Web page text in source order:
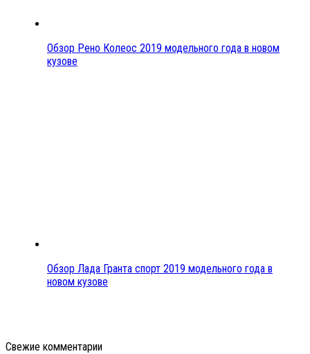
Обзор Рено Колеос 2019 модельного года в новом
кузове
Обзор Лада Гранта спорт 2019 модельного года в
новом кузове
Свежие комментарии